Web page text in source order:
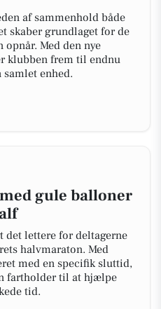
af sammenhold både
skaber grundlaget for de
Med den nye
klubben frem til endnu
enhed.
gule balloner
det lettere for deltagerne
halvmaraton. Med
med en specifik sluttid,
fartholder til at hjælpe
tid.